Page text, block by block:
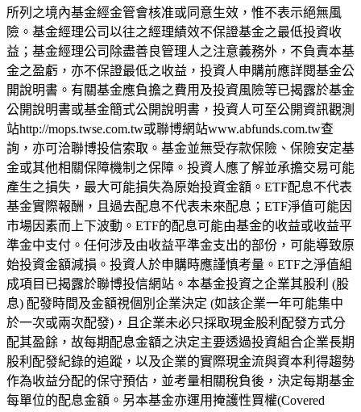
所列之境內基金經金管會核准或同意生效，惟不表示絕無風
險。基金經理公司以往之經理績效不保證基金之最低投資收
益；基金經理公司除盡善良管理人之注意義務外，不負責本基
金之盈虧，亦不保證最低之收益，投資人申購前應詳閱基金公
開說明書。有關基金應負擔之費用及投資風險等已揭露於基金
公開說明書或基金簡式公開說明書， 投資人可至公開資訊觀測
站http://mops.twse.com.tw或聯博網站www.abfunds.com.tw查
詢，亦可洽聯博投信索取。基金並無受存款保險、保險安定基
金或其他相關保障機制之保障。投資人應了解並承擔交易可能
產生之損失，最大可能損失為原始投資金額。 ETF配息不代表
基金實際報酬，且過去配息不代表未來配息；ETF淨值可能因
市場因素而上下波動。ETF的配息可能由基金的收益或收益平
準金中支付。任何涉及由收益平準金支出的部份，可能導致原
始投資金額減損。投資人於申購時應謹慎考量。ETF之淨值組
成項目已揭露於聯博投信網站。 本基金投資之企業其股利 (股
息) 配發時間及金額視個別企業決定 (如該企業一年可能集中
於一次或兩次配發)，且企業未必只採取現金股利配發方式分
配其盈餘，故每期配息金額之決定主要透過投資組合企業長期
股利配發紀錄的追蹤，以及企業的實際現金流與資本利得趨勢
作為收益分配的保守預估，並考量相關稅負後，決定每期基金
每單位的配息金額。另本基金亦運用掩護性買權(Covered